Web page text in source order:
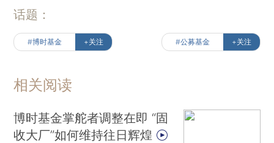
话题：
#博时基金 +关注 #公募基金 +关注
相关阅读
博时基金掌舵者调整在即 “固
收大厂”如何维持往日辉煌